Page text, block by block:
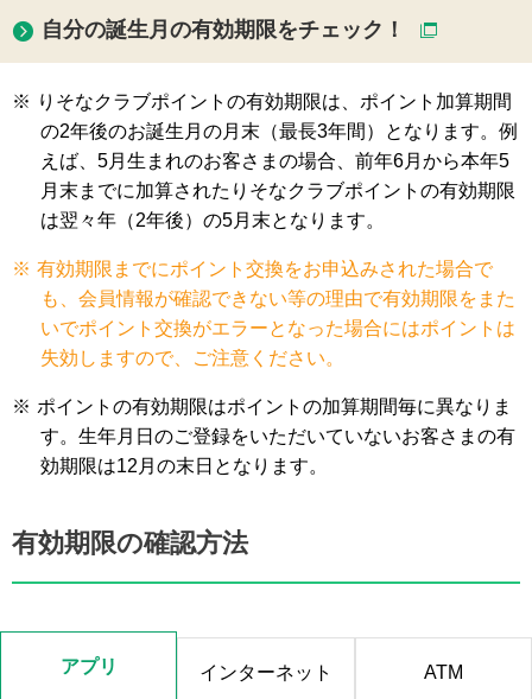
自分の誕生月の有効期限をチェック！
※ りそなクラブポイントの有効期限は、ポイント加算期間
の2年後のお誕生月の月末（最長3年間）となります。例
えば、5月生まれのお客さまの場合、前年6月から本年5
月末までに加算されたりそなクラブポイントの有効期限
は翌々年（2年後）の5月末となります。
※ 有効期限までにポイント交換をお申込みされた場合で
も、会員情報が確認できない等の理由で有効期限をまた
いでポイント交換がエラーとなった場合にはポイントは
失効しますので、ご注意ください。
※ ポイントの有効期限はポイントの加算期間毎に異なりま
す。生年月日のご登録をいただいていないお客さまの有
効期限は12月の末日となります。
有効期限の確認方法
アプリ インターネット ATM